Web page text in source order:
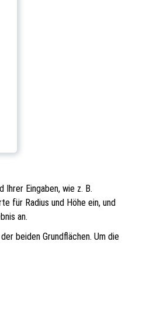
Eingaben, wie z. B.
für Radius und Höhe ein, und
an.
beiden Grundflächen. Um die